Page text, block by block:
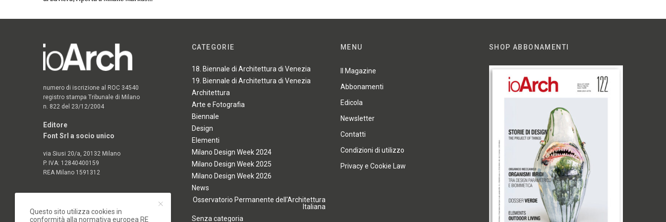
numero di iscrizione al ROC 34540
registro stampa Tribunale di Milano
n. 822 del 23/12/2004
Editore
Font Srl a socio unico
via Siusi 20/a, 20132 Milano
P. IVA: 12840400159
REA Milano 1591312
CATEGORIE
18. Biennale di Architettura di Venezia
19. Biennale di Architettura di Venezia
Architettura
Arte e Fotografia
Biennale
Design
Elementi
Milano Design Week 2024
Milano Design Week 2025
Milano Design Week 2026
News
Osservatorio Permanente dell'Architettura
Italiana
Senza categoria
MENU
Il Magazine
Abbonamenti
Edicola
Newsletter
Contatti
Condizioni di utilizzo
Privacy e Cookie Law
SHOP ABBONAMENTI
Questo sito utilizza cookies in
conformità alla normativa europea RE